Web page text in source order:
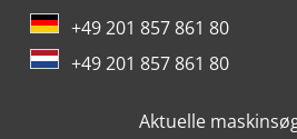
New Holland Mejetærsker
Scania G
+49 201 857 861 80
+49 201 857 861 80
Aktuelle